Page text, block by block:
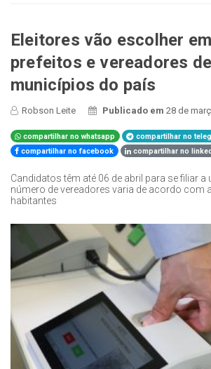
Eleitores vão escolher
prefeitos e vereadores
municípios do país
Robson Leite Publicado em28 de
compartilhar no whatsapp
compartilhar no
compartilhar no facebook
compartilhar no
Candidatos têm até 06 de abril para se filiar
número de vereadores varia de acordo com
habitantes